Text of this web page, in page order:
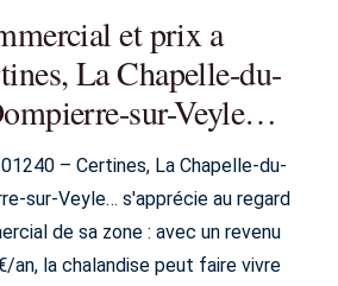
et prix a
La Chapelle-du-
sur-Veyle…
– Certines, La Chapelle-du-
sur-Veyle… s'apprécie au regard
de sa zone : avec un revenu
an, la chalandise peut faire vivre